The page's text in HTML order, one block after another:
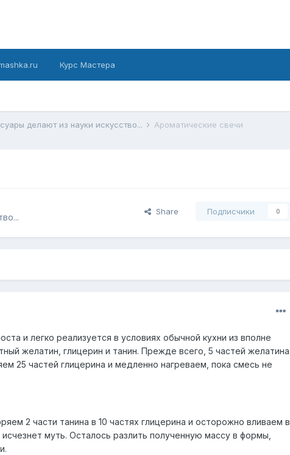
Курс Мастера
делают из науки искусство... Ароматические свечи
Share Подписчики 0
и легко реализуется в условиях обычной кухни из вполне
желатин, глицерин и танин. Прежде всего, 5 частей желатина
25 частей глицерина и медленно нагреваем, пока смесь не
2 части танина в 10 частях глицерина и осторожно вливаем в
муть. Осталось разлить полученную массу в формы,